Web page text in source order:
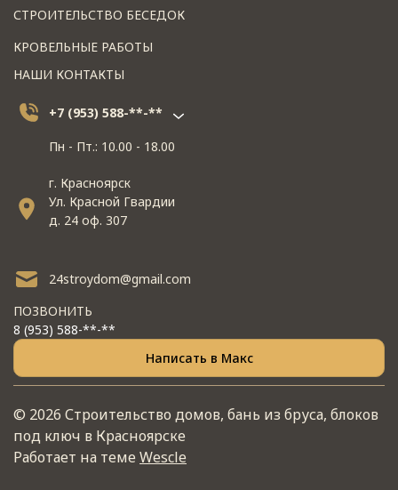
СТРОИТЕЛЬСТВО БЕСЕДОК
КРОВЕЛЬНЫЕ РАБОТЫ
НАШИ КОНТАКТЫ
+7 (953) 588-**-**
Пн - Пт.: 10.00 - 18.00
г. Красноярск
Ул. Красной Гвардии
д. 24 оф. 307
24stroydom@gmail.com
ПОЗВОНИТЬ
8 (953) 588-**-**
Написать в Макс
© 2026 Строительство домов, бань из бруса, блоков
под ключ в Красноярске
Работает на темеWescle